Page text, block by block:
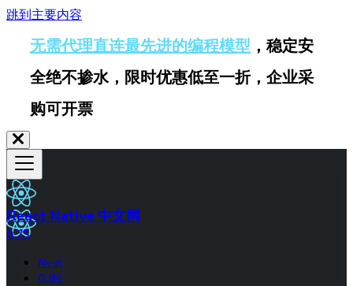
跳到主要内容
无需代理直连最先进的编程模型 ，稳定安
全绝不掺水，限时优惠低至一折，企业采
购可开票
React Native 中文网
0.73
Next
0.86